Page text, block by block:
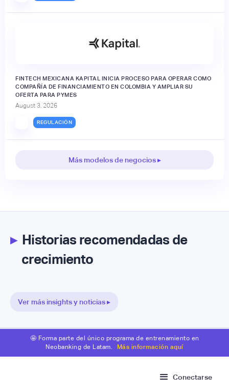
FINTECH MEXICANA KAPITAL INICIA PROCESO PARA OPERAR COMO
COMPAÑÍA DE FINANCIAMIENTO EN COLOMBIA Y AMPLIAR SU
OFERTA PARA PYMES
August 3, 2026
REGULACIÓN
Más modelos de negocios ▸
▸Historias recomendadas de
crecimiento
Ver más insights y noticias ▸
🤩 Forma parte del único programa de entrenamiento en
Neobanking de Latam.
Más información aquí
Conectarse